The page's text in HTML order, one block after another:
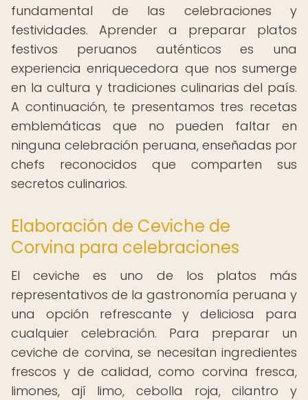
fundamental de las celebraciones y
festividades. Aprender a preparar platos
festivos peruanos auténticos es una
experiencia enriquecedora que nos sumerge
en la cultura y tradiciones culinarias del país.
A continuación, te presentamos tres recetas
emblemáticas que no pueden faltar en
ninguna celebración peruana, enseñadas por
chefs reconocidos que comparten sus
secretos culinarios.
Elaboración de Ceviche de
Corvina para celebraciones
El ceviche es uno de los platos más
representativos de la gastronomía peruana y
una opción refrescante y deliciosa para
cualquier celebración. Para preparar un
ceviche de corvina, se necesitan ingredientes
frescos y de calidad, como corvina fresca,
limones, ají limo, cebolla roja, cilantro y